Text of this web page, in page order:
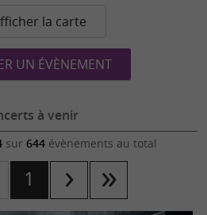
la carte
UN ÉVÈNEMENT
à venir
sur 644évènements au total
1